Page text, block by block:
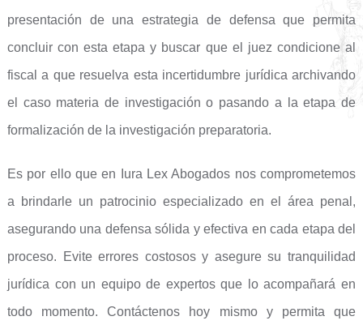
presentación de una estrategia de defensa que permita
concluir con esta etapa y buscar que el juez condicione al
fiscal a que resuelva esta incertidumbre jurídica archivando
el caso materia de investigación o pasando a la etapa de
formalización de la investigación preparatoria.
Es por ello que en Iura Lex Abogados nos comprometemos
a brindarle un patrocinio especializado en el área penal,
asegurando una defensa sólida y efectiva en cada etapa del
proceso. Evite errores costosos y asegure su tranquilidad
jurídica con un equipo de expertos que lo acompañará en
todo momento. Contáctenos hoy mismo y permita que